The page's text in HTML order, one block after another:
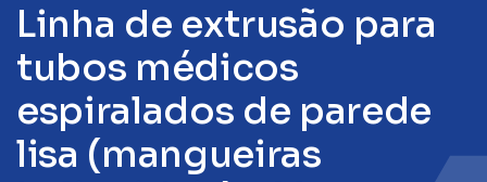
Linha de extrusão para
tubos médicos
espiralados de parede
lisa (mangueiras